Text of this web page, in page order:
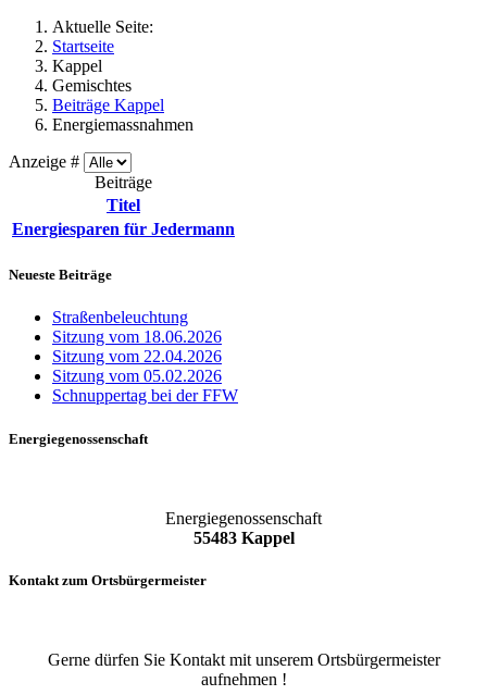
Aktuelle Seite:
Startseite
Kappel
Gemischtes
Beiträge Kappel
Energiemassnahmen
Anzeige #
Beiträge
Titel
Energiesparen für Jedermann
Neueste Beiträge
Straßenbeleuchtung
Sitzung vom 18.06.2026
Sitzung vom 22.04.2026
Sitzung vom 05.02.2026
Schnuppertag bei der FFW
Energiegenossenschaft
Energiegenossenschaft
55483 Kappel
Kontakt zum Ortsbürgermeister
Gerne dürfen Sie Kontakt mit unserem Ortsbürgermeister
aufnehmen !